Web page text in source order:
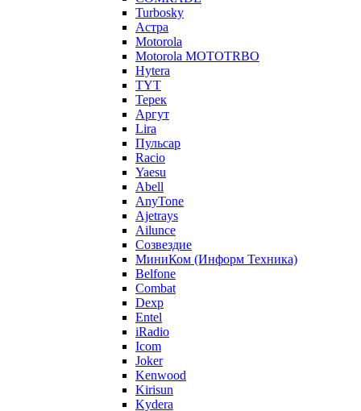
Turbosky
Астра
Motorola
Motorola MOTOTRBO
Hytera
TYT
Терек
Аргут
Lira
Пульсар
Racio
Yaesu
Abell
AnyTone
Ajetrays
Ailunce
Созвездие
МиниКом (Информ Техника)
Belfone
Combat
Dexp
Entel
iRadio
Icom
Joker
Kenwood
Kirisun
Kydera